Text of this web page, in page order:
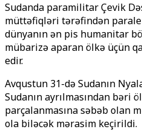
Sudanda paramilitar Çevik
müttəfiqləri tərəfindən
dünyanın ən pis humanitar
mübarizə aparan ölkə üçün
edir.
Avqustun 31-də Sudanın
Sudanın ayrılmasından bəri
parçalanmasına səbəb olan
ola biləcək mərasim keçirildi.